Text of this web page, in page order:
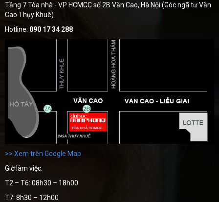
Tầng 7 Tòa nhà - VP HCMCC số 2B Văn Cao, Hà Nội (Góc ngã tư Văn
Cao Thụy Khuê)
Hotline: 090 17 34 288
>> Xem trên Google Map
Giờ làm việc:
T2 – T6: 08h30 – 18h00
T7: 8h30 – 12h00